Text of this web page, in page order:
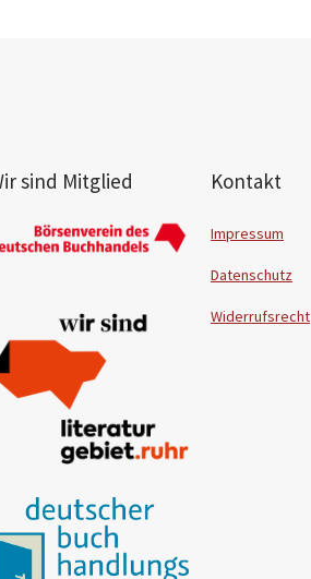
sind Mitglied Kontakt
Impressum
Datenschutz
Widerrufsrecht